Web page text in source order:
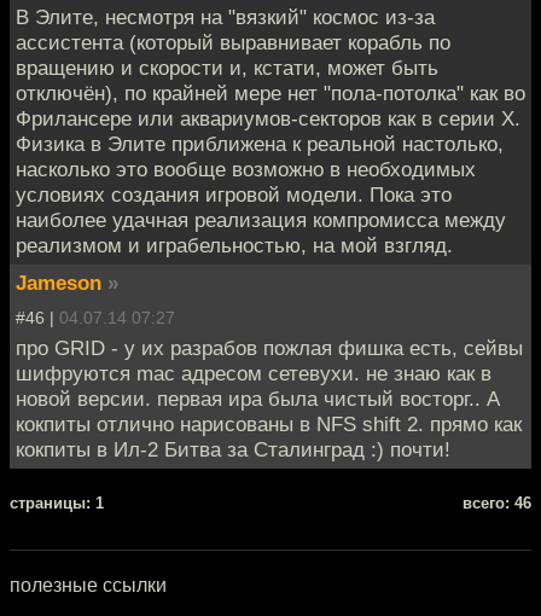
В Элите, несмотря на "вязкий" космос из-за
ассистента (который выравнивает корабль по
вращению и скорости и, кстати, может быть
отключён), по крайней мере нет "пола-потолка" как во
Фрилансере или аквариумов-секторов как в серии Х.
Физика в Элите приближена к реальной настолько,
насколько это вообще возможно в необходимых
условиях создания игровой модели. Пока это
наиболее удачная реализация компромисса между
реализмом и играбельностью, на мой взгляд.
Jameson »
#46 | 04.07.14 07:27
про GRID - у их разрабов пожлая фишка есть, сейвы
шифруются mac адресом сетевухи. не знаю как в
новой версии. первая ира была чистый восторг.. А
кокпиты отлично нарисованы в NFS shift 2. прямо как
кокпиты в Ил-2 Битва за Сталинград :) почти!
cтраницы: 1 всего: 46
полезные ссылки